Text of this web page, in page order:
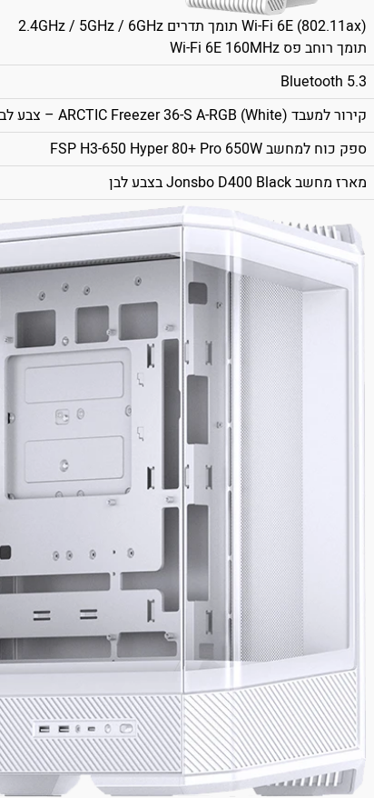
Wi-Fi 6E (802.11ax) תומך תדרים 2.4GHz / 5GHz / 6GHz
תומך רוחב פס Wi-Fi 6E 160MHz
Bluetooth 5.3
קירור למעבד ARCTIC Freezer 36-S A-RGB (White) – צבע לבן
ספק כוח למחשב FSP H3-650 Hyper 80+ Pro 650W
מארז מחשב Jonsbo D400 Black בצבע לבן